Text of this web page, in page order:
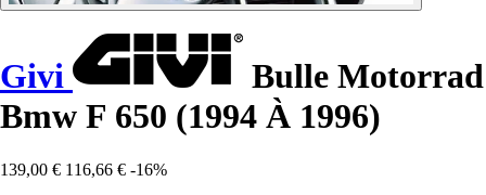
Givi
Bulle Motorrad
Bmw F 650 (1994 À 1996)
139,00 € 116,66 € -16%